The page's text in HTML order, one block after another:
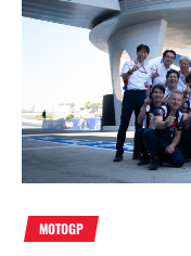
MOTOGP